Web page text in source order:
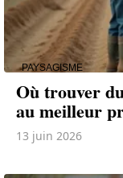
PAYSAGISME
Où trouver
au meilleur
13 juin 2026